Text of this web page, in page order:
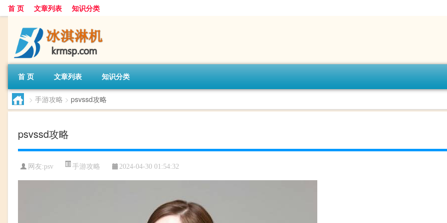
首 页 文章列表 知识分类
首 页 文章列表 知识分类
> 手游攻略 > psvssd攻略
psvssd攻略
网友:psv 手游攻略 2024-04-30 01:54:32